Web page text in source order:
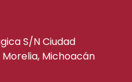
S/N Ciudad
Morelia, Michoacán